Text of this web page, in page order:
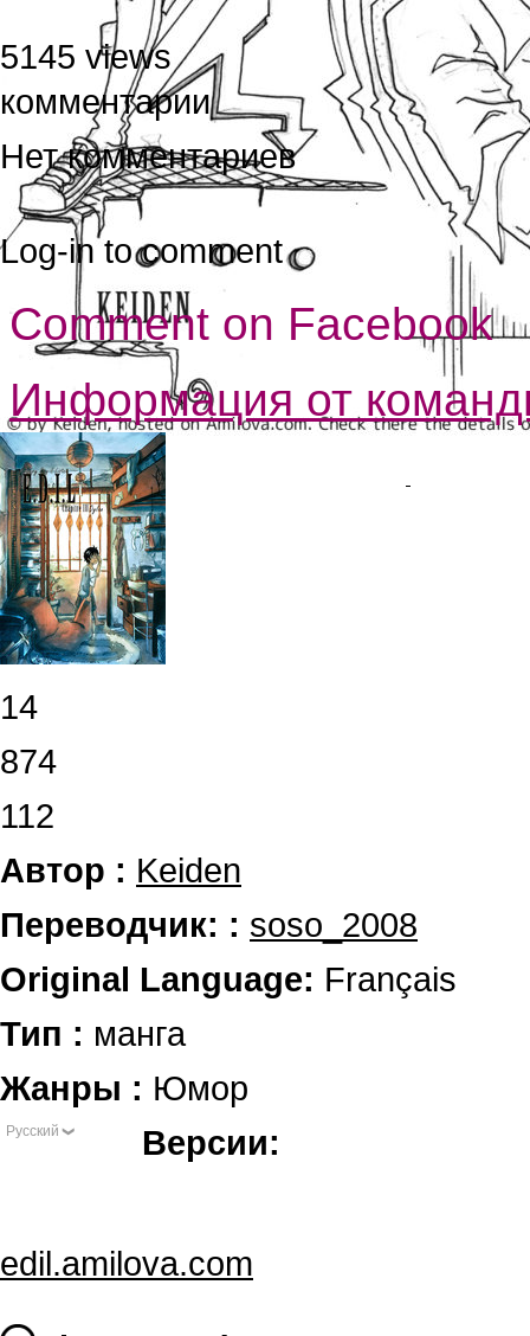
5145 views
комментарии
Нет комментариев
Log-in to comment
Comment on Facebook
Информация от
14
874
112
Автор : Keiden
Переводчик: : soso_2008
Original Language: Français
Тип : манга
Жанры : Юмор
Версии:
Русский
edil.amilova.com